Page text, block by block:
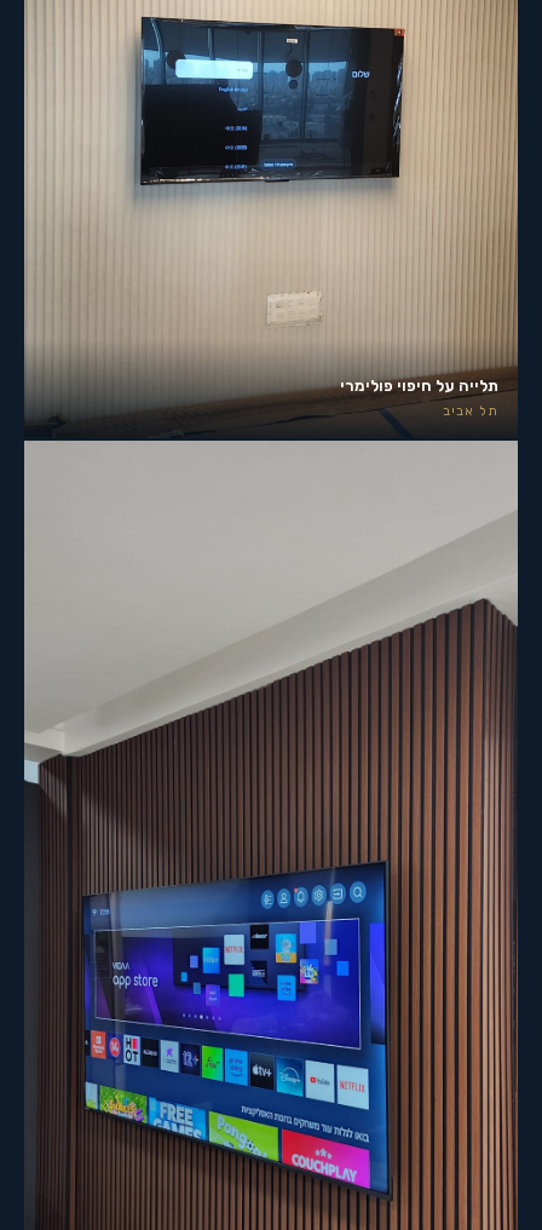
תלייה על חיפוי פולימרי
תל אביב